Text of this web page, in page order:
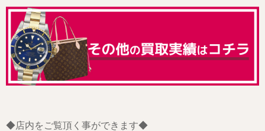
◆店内をご覧頂く事ができます◆